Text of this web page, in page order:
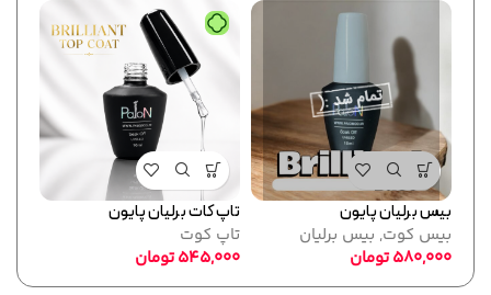
بیس برلیان پایون
بیس کوت, بیس برلیان
580,000تومان
تاپ کات برلیان پایون
تاپ کوت
545,000تومان